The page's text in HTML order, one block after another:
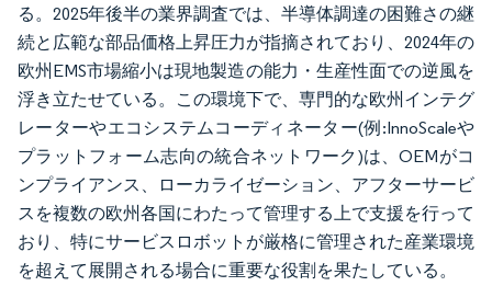
る。2025年後半の業界調査では、半導体調達の困難さの継
続と広範な部品価格上昇圧力が指摘されており、2024年の
欧州EMS市場縮小は現地製造の能力・生産性面での逆風を
浮き立たせている。この環境下で、専門的な欧州インテグ
レーターやエコシステムコーディネーター(例:InnoScaleや
プラットフォーム志向の統合ネットワーク)は、OEMがコ
ンプライアンス、ローカライゼーション、アフターサービ
スを複数の欧州各国にわたって管理する上で支援を行って
おり、特にサービスロボットが厳格に管理された産業環境
を超えて展開される場合に重要な役割を果たしている。